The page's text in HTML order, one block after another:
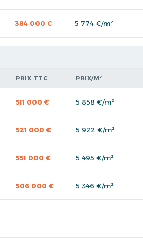
384 000 € 5 774 €/m²
PRIX TTC PRIX/M²
511 000 € 5 858 €/m²
521 000 € 5 922 €/m²
551 000 € 5 495 €/m²
506 000 € 5 346 €/m²